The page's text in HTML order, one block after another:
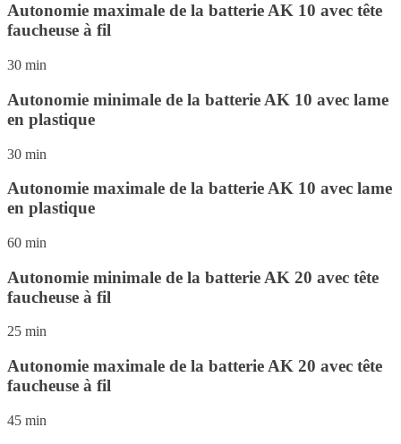
Autonomie maximale de la batterie AK 10 avec tête
faucheuse à fil
30 min
Autonomie minimale de la batterie AK 10 avec lame
en plastique
30 min
Autonomie maximale de la batterie AK 10 avec lame
en plastique
60 min
Autonomie minimale de la batterie AK 20 avec tête
faucheuse à fil
25 min
Autonomie maximale de la batterie AK 20 avec tête
faucheuse à fil
45 min